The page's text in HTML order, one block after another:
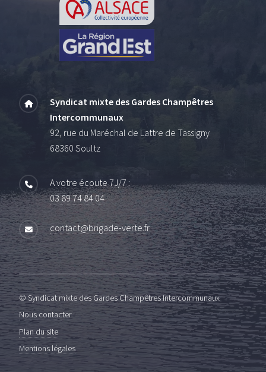
Syndicat mixte des Gardes Champêtres
Intercommunaux
92, rue du Maréchal de Lattre de Tassigny
68360 Soultz
A votre écoute 7J/7 :
03 89 74 84 04
contact@brigade-verte.fr
© Syndicat mixte des Gardes Champêtres Intercommunaux
Nous contacter
Plan du site
Mentions légales